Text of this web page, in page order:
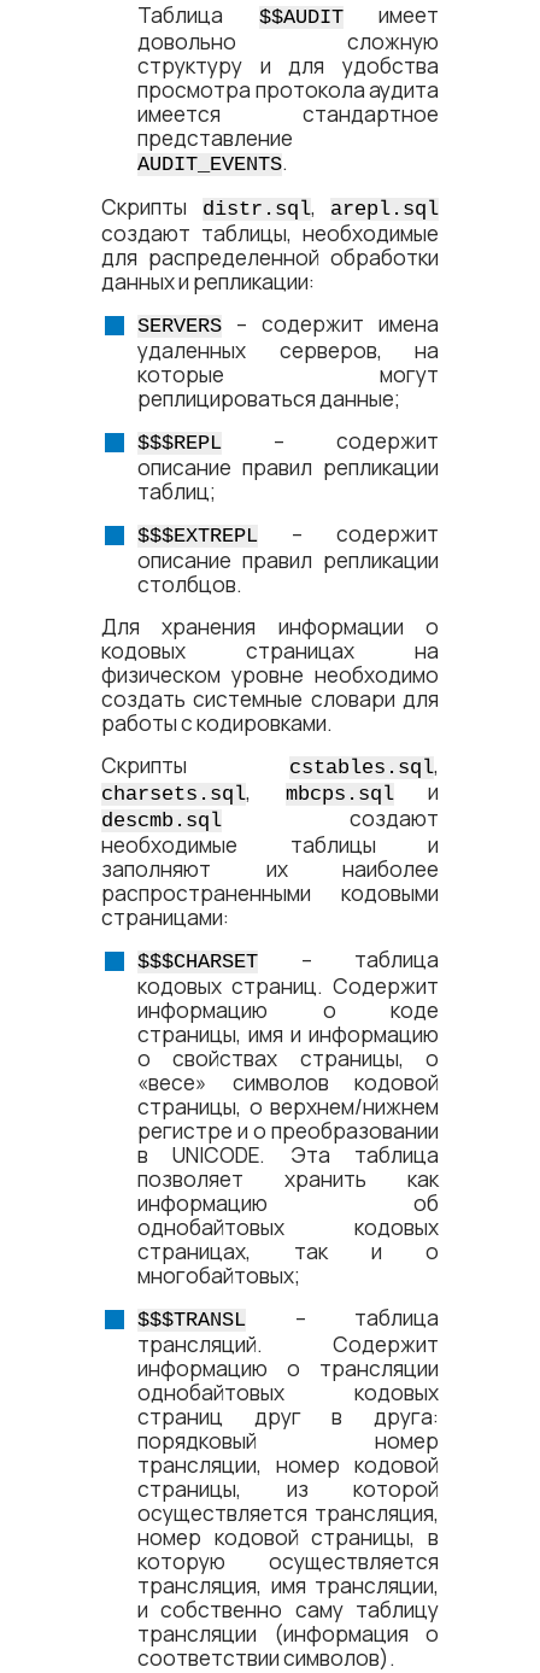
Таблица
$$AUDITимеет
довольно сложную
структуру и для удобства
просмотра протокола аудита
имеется стандартное
представление
AUDIT_EVENTS.
Скрипты
distr.sql, arepl.sql
создают таблицы, необходимые
для распределенной обработки
данных и репликации:
SERVERS
– содержит имена
удаленных серверов, на
которые могут
реплицироваться данные;
$$$REPL
– содержит
описание правил репликации
таблиц;
$$$EXTREPL
– содержит
описание правил репликации
столбцов.
Для хранения информации о
кодовых страницах на
физическом уровне необходимо
создать системные словари для
работы с кодировками.
Скрипты
cstables.sql,
charsets.sql, mbcps.sqlи
descmb.sql
создают
необходимые таблицы и
заполняют их наиболее
распространенными кодовыми
страницами:
$$$CHARSET
– таблица
кодовых страниц. Содержит
информацию о коде
страницы, имя и информацию
о свойствах страницы, о
«весе» символов кодовой
страницы, о верхнем/нижнем
регистре и о преобразовании
в UNICODE. Эта таблица
позволяет хранить как
информацию об
однобайтовых кодовых
страницах, так и о
многобайтовых;
$$$TRANSL
– таблица
трансляций. Содержит
информацию о трансляции
однобайтовых кодовых
страниц друг в друга:
порядковый номер
трансляции, номер кодовой
страницы, из которой
осуществляется трансляция,
номер кодовой страницы, в
которую осуществляется
трансляция, имя трансляции,
и собственно саму таблицу
трансляции (информация о
соответствии символов).